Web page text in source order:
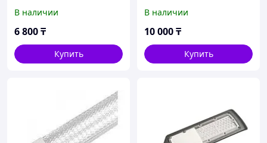
В наличии
6 800₸
Купить
В наличии
10 000₸
Купить